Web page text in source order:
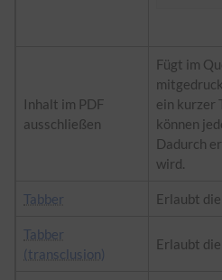
Inhalt im PDF
ausschließen
Fügt im
ein kurzer
können
Dadurch
wird.
Tabber Erlaubt
Tabber
(transclusion)
Erlaubt